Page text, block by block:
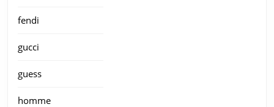
fendi
gucci
guess
homme